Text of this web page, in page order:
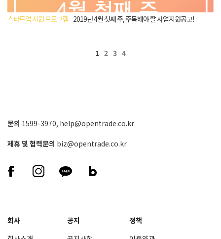
스타트업 지원 프로그램 2019년 4월 첫째 주, 주목해야 할 사업지원공고!
1 2 3 4
문의 1599-3970, help@opentrade.co.kr
제휴 및 협력문의 biz@opentrade.co.kr
회사
공지
정책